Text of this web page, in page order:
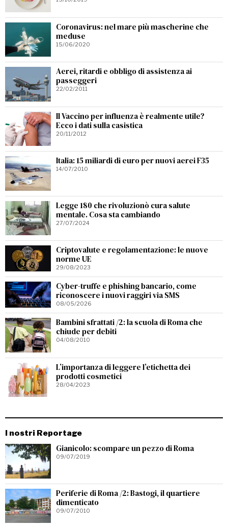
Coronavirus: nel mare più mascherine che
meduse
15/06/2020
Aerei, ritardi e obbligo di assistenza ai
passeggeri
22/02/2011
Il Vaccino per influenza è realmente utile?
Ecco i dati sulla casistica
20/11/2012
Italia: 15 miliardi di euro per nuovi aerei F35
14/07/2010
Legge 180 che rivoluzionò cura salute
mentale. Cosa sta cambiando
27/07/2024
Criptovalute e regolamentazione: le nuove
norme UE
29/08/2023
Cyber-truffe e phishing bancario, come
riconoscere i nuovi raggiri via SMS
08/05/2026
Bambini sfrattati /2: la scuola di Roma che
chiude per debiti
04/08/2010
L’importanza di leggere l’etichetta dei
prodotti cosmetici
28/04/2023
I nostri Reportage
Gianicolo: scompare un pezzo di Roma
09/07/2019
Periferie di Roma /2: Bastogi, il quartiere
dimenticato
09/07/2010